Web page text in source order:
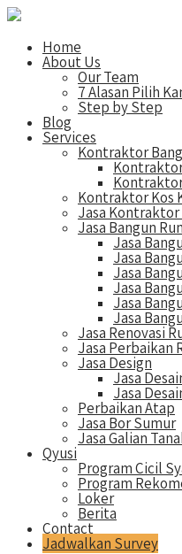
Home
About Us
Our Team
7 Alasan Pilih
Step by Step
Blog
Services
Kontraktor
Kontraktor Kos
Jasa Kontraktor
Jasa Bangun
Jasa
Jasa
Jasa
Jasa
Jasa
Jasa
Jasa Renovasi
Jasa Perbaikan
Jasa Design
Jasa
Jasa
Perbaikan Atap
Jasa Bor Sumur
Jasa Galian
Qyusi
Program Cicil
Program
Loker
Berita
Contact
Jadwalkan Survey